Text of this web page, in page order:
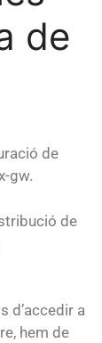
de
de
gw.
de
d’accedir a
hem de